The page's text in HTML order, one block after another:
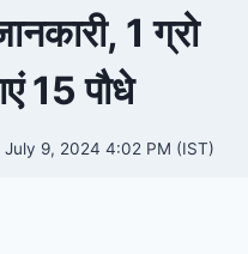
1 ग्रो
15 पौधे
July 9, 2024 4:02 PM (IST)